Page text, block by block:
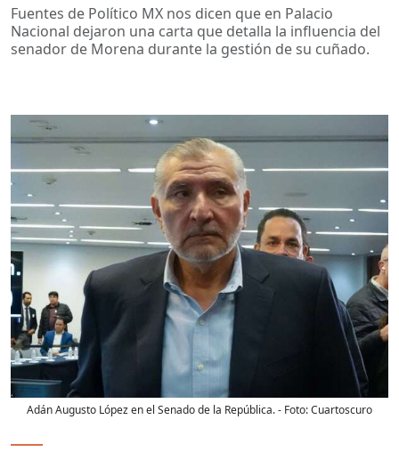
Fuentes de Político MX nos dicen que en Palacio
Nacional dejaron una carta que detalla la influencia del
senador de Morena durante la gestión de su cuñado.
Adán Augusto López en el Senado de la República.- Foto:Cuartoscuro